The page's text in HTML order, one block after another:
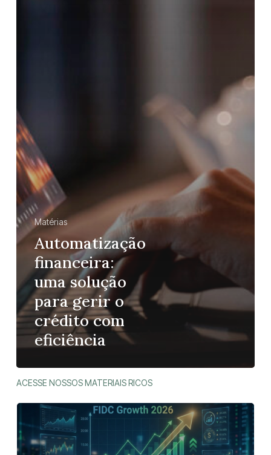
Matérias
Automatização
financeira:
uma solução
para gerir o
crédito com
eficiência
ACESSE NOSSOS MATERIAIS RICOS